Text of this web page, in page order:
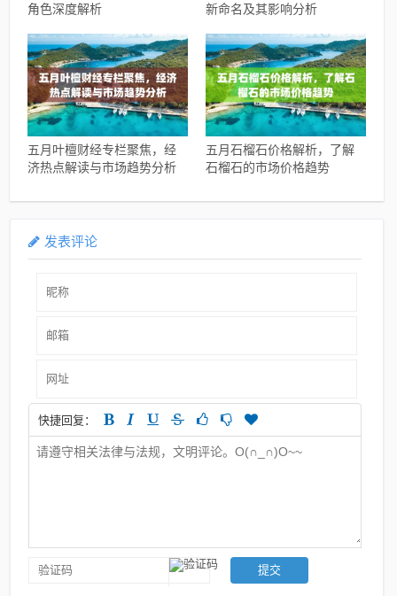
角色深度解析
新命名及其影响分析
五月叶檀财经专栏聚焦，经
济热点解读与市场趋势分析
五月石榴石价格解析，了解
石榴石的市场价格趋势
发表评论
快捷回复：